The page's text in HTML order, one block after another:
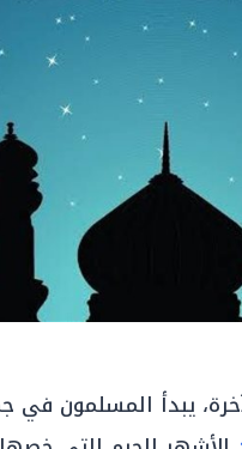
يبدأ المسلمون في